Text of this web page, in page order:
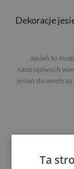
Dekoracje
Jesień to
nastrojowych
jesień do
Ta